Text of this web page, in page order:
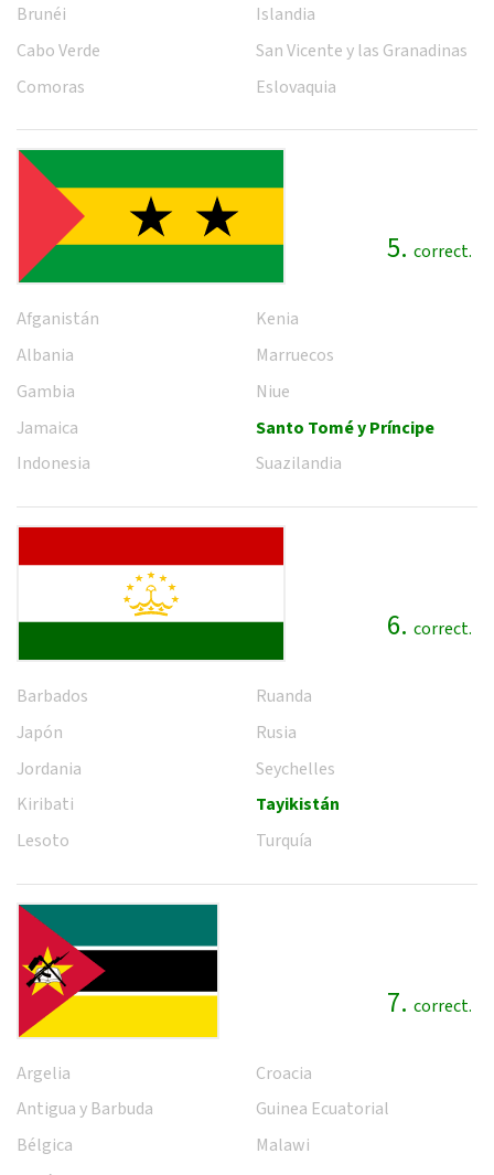
Brunéi
Cabo Verde
Comoras
Islandia
San Vicente y las Granadinas
Eslovaquia
5. correct.
Afganistán
Albania
Gambia
Jamaica
Indonesia
Kenia
Marruecos
Niue
Santo Tomé y Príncipe
Suazilandia
6. correct.
Barbados
Japón
Jordania
Kiribati
Lesoto
Ruanda
Rusia
Seychelles
Tayikistán
Turquía
7. correct.
Argelia
Antigua y Barbuda
Bélgica
Croacia
Guinea Ecuatorial
Malawi